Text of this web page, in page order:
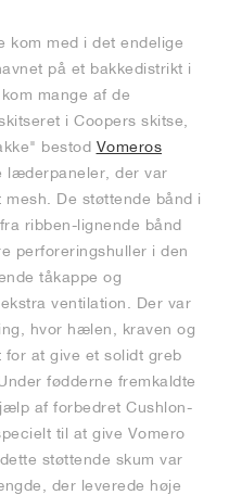
kom med i det endelige
på et bakkedistrikt i
mange af de
i Coopers skitse,
bestod Vomeros
læderpaneler, der var
De støttende bånd i
ribben-lignende bånd
perforeringshuller i den
tåkappe og
ventilation. Der var
hvor hælen, kraven og
at give et solidt greb
fødderne fremkaldte
af forbedret Cushlon-
til at give Vomero
støttende skum var
der leverede høje